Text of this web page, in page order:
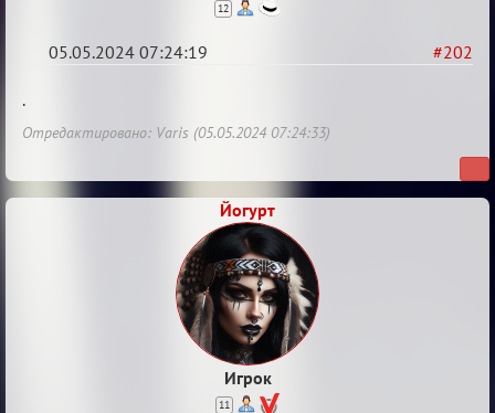
12
#202
05.05.2024 07:24:19
Re:
Мафский
(обсуждение)
.
Отредактировано: Varis (05.05.2024 07:24:33)
Йогурт
Игрок
11